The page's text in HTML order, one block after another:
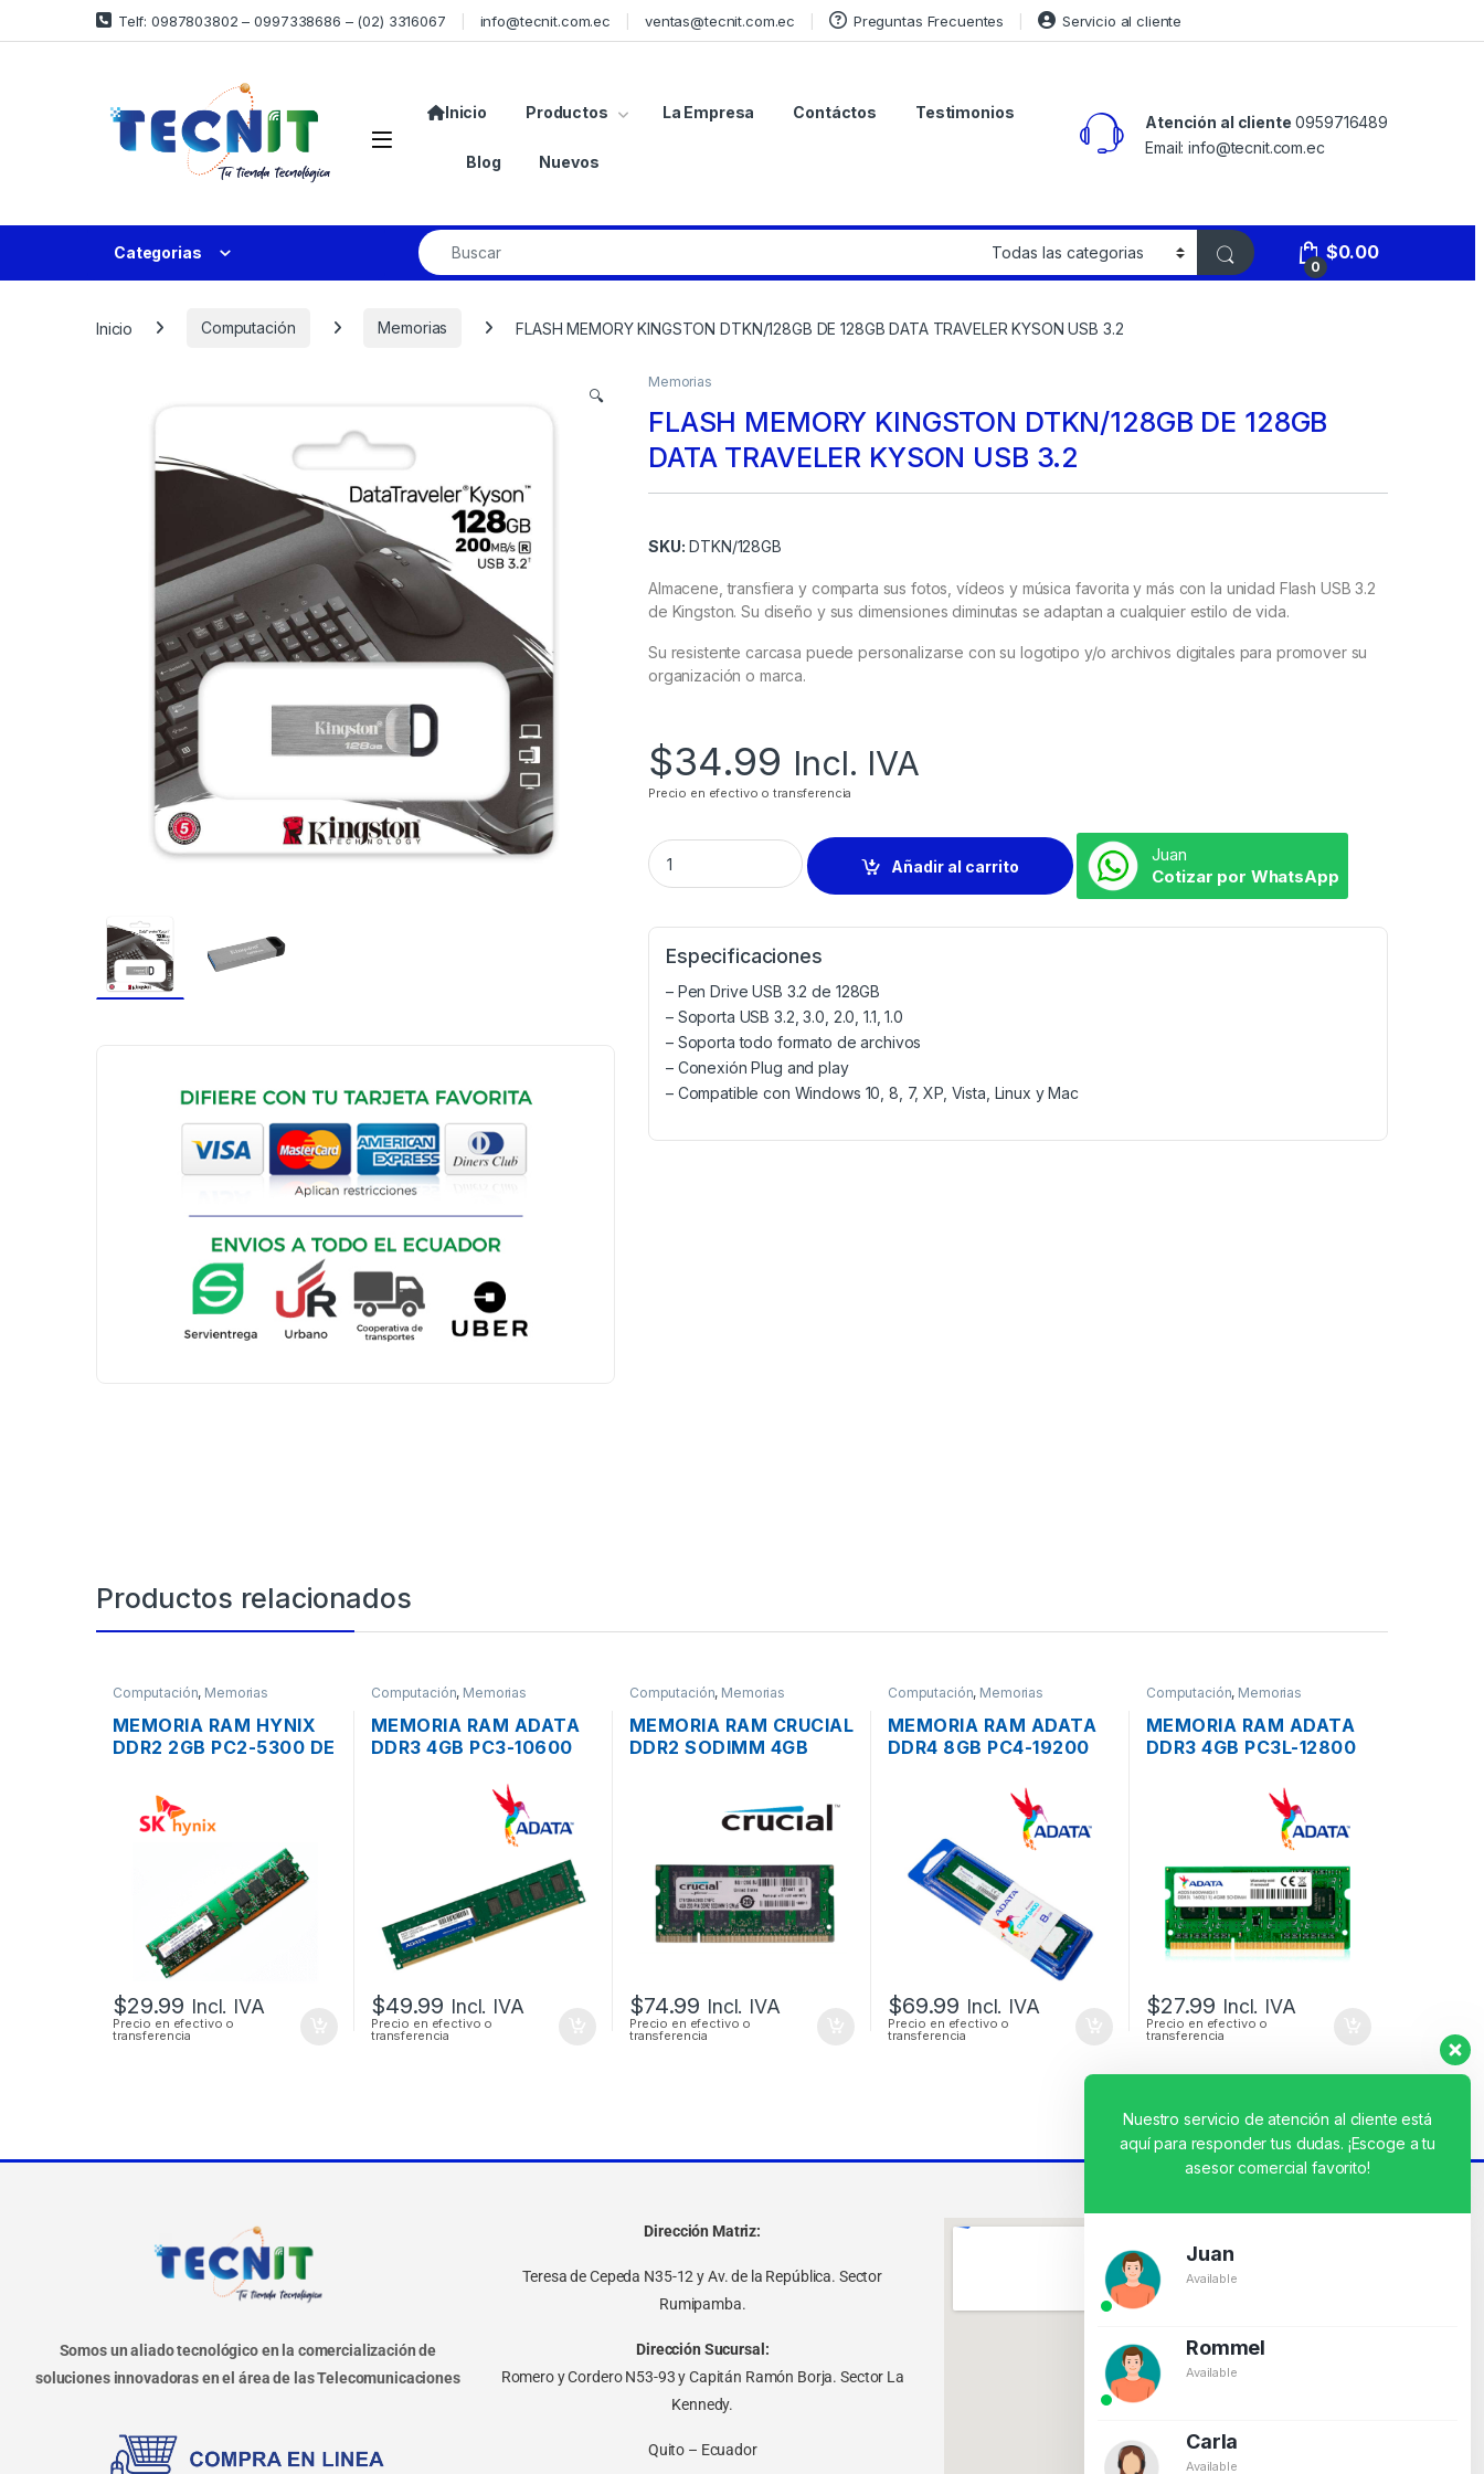
Telf: 0987803802 – 0997338686 – (02) 3316067 info@tecnit.com.ec ventas@tecnit.com.ec Preguntas Frecuentes Servicio al cliente
Inicio Productos La Empresa Contáctos Testimonios
Blog Nuevos
Atención al cliente 0959716489
Email: info@tecnit.com.ec
Categorias
0
$0.00
Inicio Computación Memorias FLASH MEMORY KINGSTON DTKN/128GB DE 128GB DATA TRAVELER KYSON USB 3.2
🔍
Memorias
FLASH MEMORY KINGSTON DTKN/128GB DE 128GB
DATA TRAVELER KYSON USB 3.2
SKU: DTKN/128GB
Almacene, transfiera y comparta sus fotos, vídeos y música favorita y más con la unidad Flash USB 3.2
de Kingston. Su diseño y sus dimensiones diminutas se adaptan a cualquier estilo de vida.
Su resistente carcasa puede personalizarse con su logotipo y/o archivos digitales para promover su
organización o marca.
$34.99 Incl. IVA
Precio en efectivo o transferencia
Añadir al carrito
Juan
Cotizar por WhatsApp
Especificaciones
– Pen Drive USB 3.2 de 128GB
– Soporta USB 3.2, 3.0, 2.0, 1.1, 1.0
– Soporta todo formato de archivos
– Conexión Plug and play
– Compatible con Windows 10, 8, 7, XP, Vista, Linux y Mac
Productos relacionados
Computación, Memorias
MEMORIA RAM HYNIX
DDR2 2GB PC2-5300 DE
$29.99 Incl. IVA
Precio en efectivo o
transferencia
Computación, Memorias
MEMORIA RAM ADATA
DDR3 4GB PC3-10600
$49.99 Incl. IVA
Precio en efectivo o
transferencia
Computación, Memorias
MEMORIA RAM CRUCIAL
DDR2 SODIMM 4GB
NOTEBOOK
$74.99 Incl. IVA
Precio en efectivo o
transferencia
Computación, Memorias
MEMORIA RAM ADATA
DDR4 8GB PC4-19200
$69.99 Incl. IVA
Precio en efectivo o
transferencia
Computación, Memorias
MEMORIA RAM ADATA
DDR3 4GB PC3L-12800
$27.99 Incl. IVA
Precio en efectivo o
transferencia
Somos un aliado tecnológico en la comercialización de
soluciones innovadoras en el área de las Telecomunicaciones
Dirección Matriz:
Teresa de Cepeda N35-12 y Av. de la República. Sector
Rumipamba.
Dirección Sucursal:
Romero y Cordero N53-93 y Capitán Ramón Borja. Sector La
Kennedy.
Quito – Ecuador
Nuestro servicio de atención al cliente está
aquí para responder tus dudas. ¡Escoge a tu
asesor comercial favorito!
Juan
Available
Rommel
Available
Carla
Available